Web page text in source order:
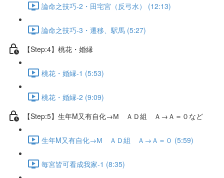
論命之技巧-2・田宅宮（反弓水） (12:13)
論命之技巧-3・遷移、駅馬 (5:27)
【Step:4】桃花・婚縁
桃花・婚縁-1 (5:53)
桃花・婚縁-2 (9:09)
【Step:5】生年M又有自化→М ＡＤ組 Ａ→Ａ＝０など
生年M又有自化→М ＡＤ組 Ａ→Ａ＝０ (5:59)
毎宮皆可看成我家-1 (8:35)